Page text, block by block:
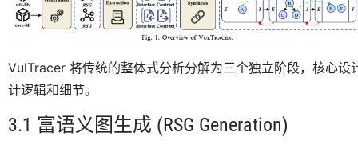
VulTracer 将传统的整体式分析分解为三个独立阶段，核心
计逻辑和细节。
3.1 富语义图生成 (RSG Generation)